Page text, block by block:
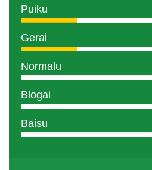
Puiku
Gerai
Normalu
Blogai
Baisu